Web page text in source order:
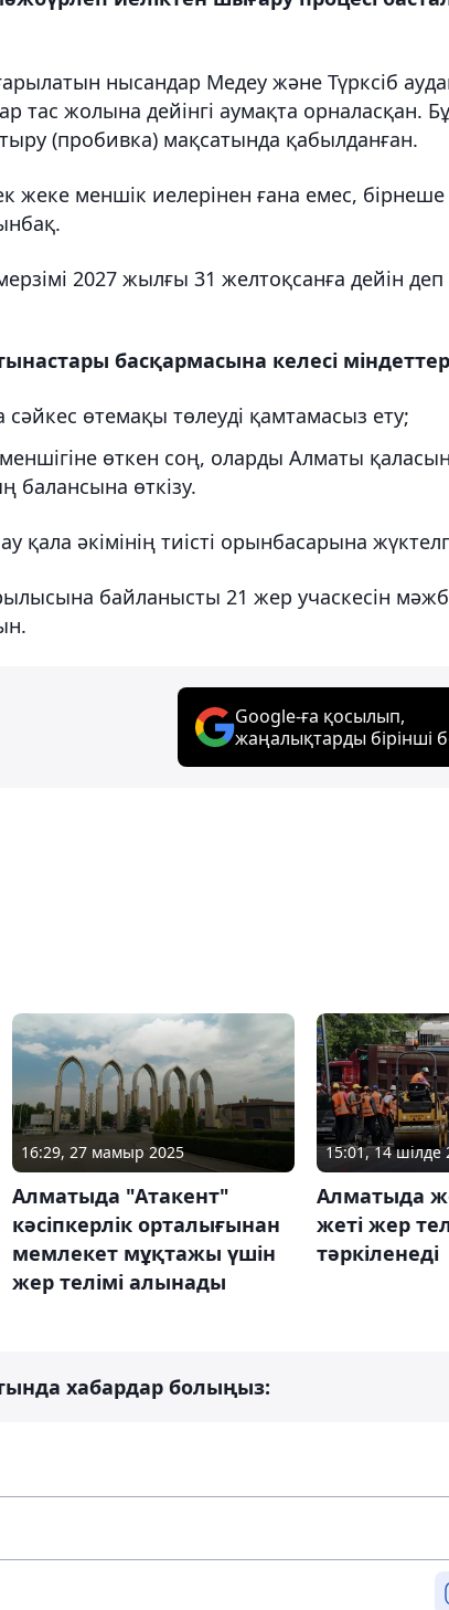
нысандар Медеу және Түрксіб
тас жолына дейінгі аумақта орналасқан.
(пробивка) мақсатында қабылданған.
жеке меншік иелерінен ғана емес, бірнеше
2027 жылғы 31 желтоқсанға дейін деп
басқармасына келесі
өтемақы төлеуді қамтамасыз ету;
өткен соң, оларды Алматы
балансына өткізу.
әкімінің тиісті орынбасарына
байланысты 21 жер учаскесін
Google-ға қосылып,
жаңалықтарды бірінші
16:29, 27 мамыр 2025
Алматыда "Атакент"
кәсіпкерлік орталығынан
мемлекет мұқтажы үшін
жер телімі алынады
15:01, 14 шілде
Алматыда
жеті жер
тәркіленеді
хабардар болыңыз: